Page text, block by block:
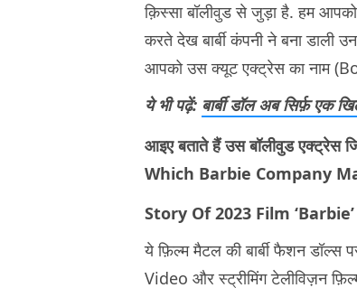
क़िस्सा बॉलीवुड से जुड़ा है. हम
करते देख बार्बी कंपनी ने बना डाली
आपको उस क्यूट एक्ट्रेस का नाम
ये भी पढ़ें: बार्बी डॉल अब सिर्फ़ एक
आइए बताते हैं उस बॉलीवुड एक्ट्रेस
Which Barbie Company
Story Of 2023 Film ‘Barbie’
ये फ़िल्म मैटल की बार्बी फैशन
Video और स्ट्रीमिंग टेलीविज़न